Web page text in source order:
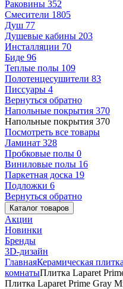
Раковины 352
Смесители 1805
Душ 77
Душевые кабины 203
Инсталляции 70
Биде 96
Теплые полы 109
Полотенцесушители 83
Писсуары 4
Вернуться обратно
Напольные покрытия 370
Напольные покрытия 370
Посмотреть все товары
Ламинат 328
Пробковые полы 0
Виниловые полы 16
Паркетная доска 19
Подложки 6
Вернуться обратно
Каталог товаров
Акции
Новинки
Бренды
3D-дизайн
ГлавнаяКерамическая плитка
комнатыПлитка Laparet
Плитка Laparet Prime Gray